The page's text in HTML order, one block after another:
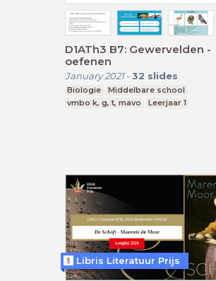
D1ATh3 B7: Gewervelden -
oefenen
January 2021- 32 slides
Biologie
Middelbare school
vmbo k, g, t, mavo
Leerjaar 1
Libris Literatuur Prijs